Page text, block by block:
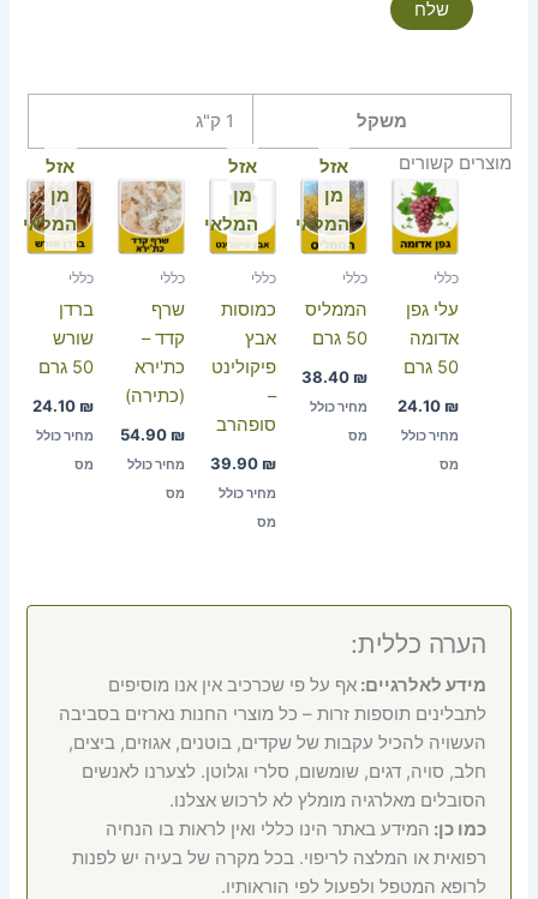
משקל
1 ק"ג
מוצרים קשורים
כללי
עלי גפן
אדומה
50 גרם
24.10 ₪
מחיר כולל
מס
אזל
מן
המלאי
כללי
הממליס
50 גרם
38.40 ₪
מחיר כולל
מס
אזל
מן
המלאי
כללי
כמוסות
אבץ
פיקולינט
–
סופהרב
39.90 ₪
מחיר כולל
מס
כללי
שרף
קדד –
כת'ירא
(כתירה)
54.90 ₪
מחיר כולל
מס
אזל
מן
המלאי
כללי
ברדן
שורש
50 גרם
24.10 ₪
מחיר כולל
מס
הערה כללית:
מידע לאלרגיים:אף על פי שכרכיב אין אנו מוסיפים
לתבלינים תוספות זרות – כל מוצרי החנות נארזים בסביבה
העשויה להכיל עקבות של שקדים, בוטנים, אגוזים, ביצים,
חלב, סויה, דגים, שומשום, סלרי וגלוטן. לצערנו לאנשים
הסובלים מאלרגיה מומלץ לא לרכוש אצלנו.
כמו כן: המידע באתר הינו כללי ואין לראות בו הנחיה
רפואית או המלצה לריפוי. בכל מקרה של בעיה יש לפנות
לרופא המטפל ולפעול לפי הוראותיו.